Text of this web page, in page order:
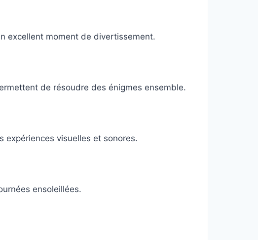
excellent moment de divertissement.
de résoudre des énigmes ensemble.
expériences visuelles et sonores.
ensoleillées.